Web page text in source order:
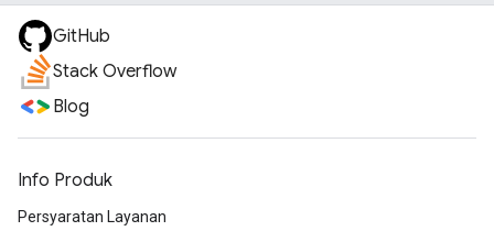
GitHub
Stack Overflow
Blog
Info Produk
Persyaratan Layanan